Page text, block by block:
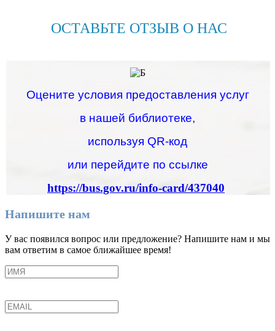
ОСТАВЬТЕ ОТЗЫВ О НАС
Оцените условия предоставления услуг
в нашей библиотеке,
используя QR-код
или перейдите по ссылке
https://bus.gov.ru/info-card/437040
Напишите нам
У вас появился вопрос или предложение? Напишите нам и мы
вам ответим в самое ближайшее время!